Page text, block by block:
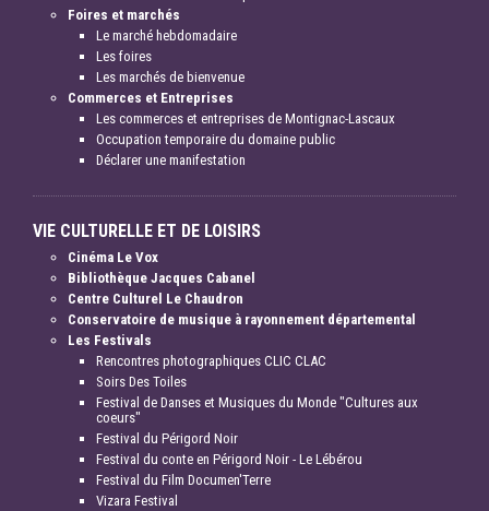
Foires et marchés
Le marché hebdomadaire
Les foires
Les marchés de bienvenue
Commerces et Entreprises
Les commerces et entreprises de Montignac-Lascaux
Occupation temporaire du domaine public
Déclarer une manifestation
VIE CULTURELLE ET DE LOISIRS
Cinéma Le Vox
Bibliothèque Jacques Cabanel
Centre Culturel Le Chaudron
Conservatoire de musique à rayonnement départemental
Les Festivals
Rencontres photographiques CLIC CLAC
Soirs Des Toiles
Festival de Danses et Musiques du Monde "Cultures aux
coeurs"
Festival du Périgord Noir
Festival du conte en Périgord Noir - Le Lébérou
Festival du Film Documen'Terre
Vizara Festival